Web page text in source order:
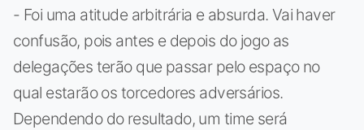
- Foi uma atitude arbitrária e absurda. Vai haver
confusão, pois antes e depois do jogo as
delegações terão que passar pelo espaço no
qual estarão os torcedores adversários.
Dependendo do resultado, um time será